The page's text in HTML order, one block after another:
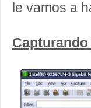
le vamos a